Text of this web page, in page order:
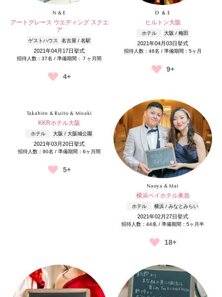
N & E
アートグレース ウエディング スクエ
ア
ゲストハウス 名古屋 / 名駅
2021年04月17日挙式
招待人数：37名 / 準備期間：７ヶ月間
4+
D ＆ E
ヒルトン大阪
ホテル 大阪 / 梅田
2021年04月03日挙式
招待人数：46名 / 準備期間：5ヶ月
9+
Takahiro & Ruito & Misaki
KKRホテル大阪
ホテル 大阪 / 大阪城公園
2021年03月20日挙式
招待人数：90名 / 準備期間：6ヶ月間
5+
Naoya & Mai
横浜ベイホテル東急
ホテル 横浜 / みなとみらい
2021年02月27日挙式
招待人数：44名 / 準備期間：5ヶ月半
18+